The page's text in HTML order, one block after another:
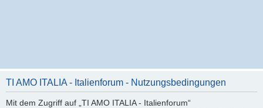
TI AMO ITALIA - Italienforum - Nutzungsbedingungen
Mit dem Zugriff auf „TI AMO ITALIA - Italienforum“